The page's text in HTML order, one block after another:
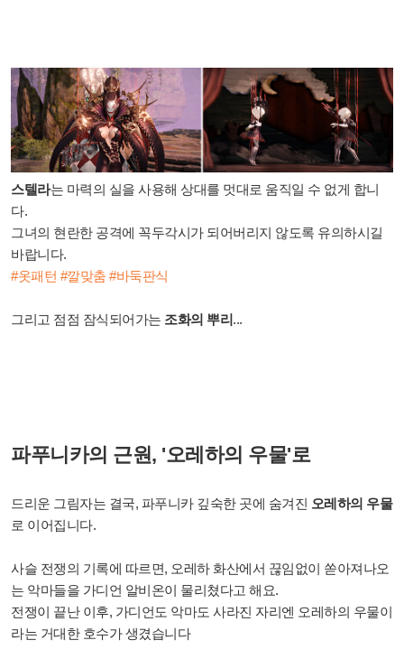
스텔라는 마력의 실을 사용해 상대를 멋대로 움직일 수 없게 합니
다.
그녀의 현란한 공격에 꼭두각시가 되어버리지 않도록 유의하시길
바랍니다.
#옷패턴 #깔맞춤 #바둑판식
그리고 점점 잠식되어가는 조화의 뿌리...
파푸니카의 근원, '오레하의 우물'로
드리운 그림자는 결국, 파푸니카 깊숙한 곳에 숨겨진 오레하의 우물
로 이어집니다.
사슬 전쟁의 기록에 따르면, 오레하 화산에서 끊임없이 쏟아져나오
는 악마들을 가디언 알비온이 물리쳤다고 해요.
전쟁이 끝난 이후, 가디언도 악마도 사라진 자리엔 오레하의 우물이
라는 거대한 호수가 생겼습니다